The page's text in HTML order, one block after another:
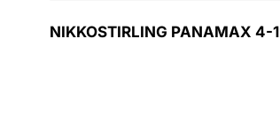
NIKKOSTIRLING PANAMAX 4-